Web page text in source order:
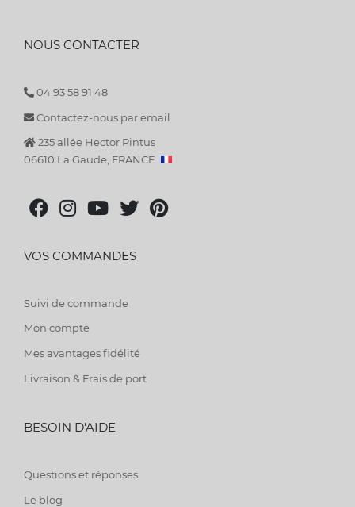
NOUS CONTACTER
04 93 58 91 48
Contactez-nous par email
235 allée Hector Pintus
06610 La Gaude, FRANCE
VOS COMMANDES
Suivi de commande
Mon compte
Mes avantages fidélité
Livraison & Frais de port
BESOIN D'AIDE
Questions et réponses
Le blog